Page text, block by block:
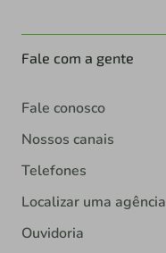
Fale com a gente
Fale conosco
Nossos canais
Telefones
Localizar uma agência
Ouvidoria